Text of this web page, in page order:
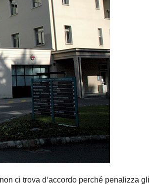
ci trova d‘accordo perché penalizza gli